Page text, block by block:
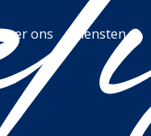
ons Diensten